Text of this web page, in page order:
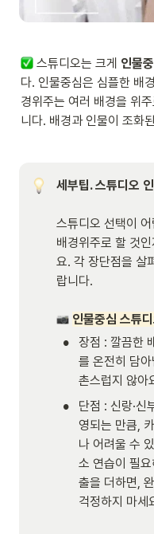
스튜디오는 크게 인물
다. 인물중심은 심플한 배
경위주는 여러 배경을 위
니다. 배경과 인물이 조화
세부팁. 스튜디오
스튜디오 선택이
배경위주로 할 것
요. 각 장단점을 살
랍니다.
인물중심 스튜
•
장점 : 깔끔한
를 온전히 담
촌스럽지 않아
•
단점 : 신랑·신
영되는 만큼,
나 어려울 수
소 연습이 필
출을 더하면,
걱정하지 마세